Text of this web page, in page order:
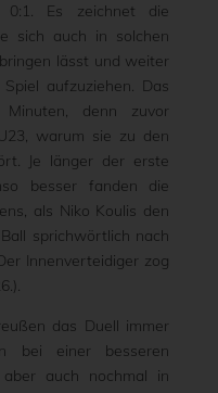
Es zeichnet die
sich auch in solchen
lässt und weiter
aufzuziehen. Das
denn zuvor
warum sie zu den
Je länger der erste
besser fanden die
als Niko Koulis den
sprichwörtlich nach
Innenverteidiger zog
das Duell immer
bei einer besseren
auch nochmal in